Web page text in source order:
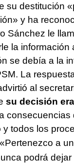
su destitución
y ha
Sánchez le
la información
se debía a la
La
al
su decisión
consecuencias
y todos los
«Pertenezco a
podrá